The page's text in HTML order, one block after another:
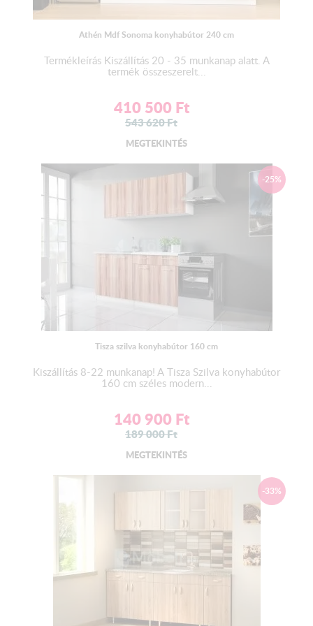
1 db homorú - 1 db domború sarokfordító
magas, és bizonyos esetekben meghaladhatja a termék árát. Ha
csomagolt állapotban szeretné átvenni, kérjük, jelezze
rendeléskor, hogy értesíthessük a gyártót. A csomagolás költsége
4.000 Ft – 8.000 Ft között változhat, és akár 25.000 Ft – 65.000
Ft is lehet, attól függően, hogy milyen típusú és mennyire
részletes a csomagolás. A szállítás zárt teherautóval, plédekkel
történik. Átvételkor kérjük, ellenőrizze a terméket, és ha sérülést
észlel, azt jelezze azonnal. A magasfényű termékek vékony
fóliával körbe vannak tekerve.
Athén Mdf Sonoma konyhabútor 240 cm
Termékleírás Kiszállítás 20 - 35 munkanap alatt. A
termék összeszerelt...
410 500 Ft
543 620Ft
MEGTEKINTÉS
-25%
Tisza szilva konyhabútor 160 cm
Kiszállítás 8-22 munkanap! A Tisza Szilva konyhabútor
160 cm széles modern...
140 900 Ft
189 000Ft
MEGTEKINTÉS
-33%